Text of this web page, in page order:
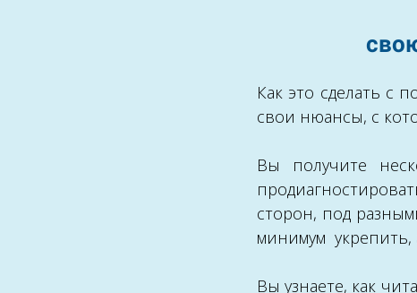
Как это сделать с
свои нюансы, с
Вы получите
сторон, под
минимум укрепить,
Вы узнаете, как